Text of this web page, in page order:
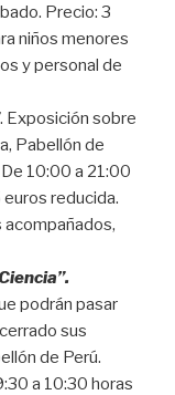
Precio: 3
niños menores
y personal de
. Exposición sobre
Pabellón de
10:00 a 21:00
reducida.
acompañados,
podrán pasar
sus
de Perú.
a 10:30 horas